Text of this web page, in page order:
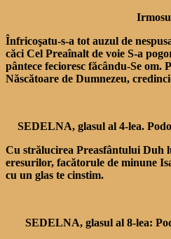
Înfricoşatu-s-a tot auzul de
căci Cel Preaînalt de voie S-a
pântece fecioresc făcându-Se om.
Născătoare de Dumnezeu,
SEDELNA, glasul al 4-lea.
Cu strălucirea Preasfântului Duh
eresurilor, facătorule de minune
cu un glas te cinstim.
SEDELNA, glasul al 8-lea: